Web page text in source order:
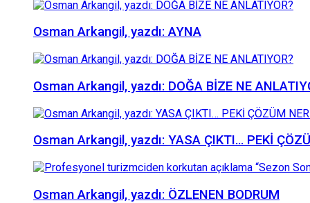
Osman Arkangil, yazdı: AYNA
Osman Arkangil, yazdı: DOĞA BİZE NE
Osman Arkangil, yazdı: YASA ÇIKTI… PEKİ
Osman Arkangil, yazdı: ÖZLENEN BODRUM